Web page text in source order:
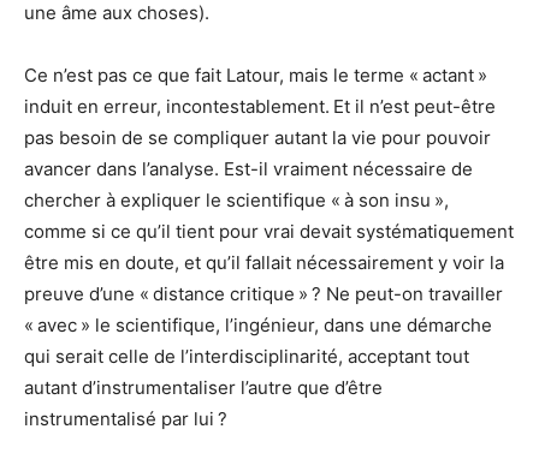
une âme aux choses).
Ce n’est pas ce que fait Latour, mais le terme « actant »
induit en erreur, incontestablement. Et il n’est peut-être
pas besoin de se compliquer autant la vie pour pouvoir
avancer dans l’analyse. Est-il vraiment nécessaire de
chercher à expliquer le scientifique « à son insu »,
comme si ce qu’il tient pour vrai devait systématiquement
être mis en doute, et qu’il fallait nécessairement y voir la
preuve d’une « distance critique » ? Ne peut-on travailler
« avec » le scientifique, l’ingénieur, dans une démarche
qui serait celle de l’interdisciplinarité, acceptant tout
autant d’instrumentaliser l’autre que d’être
instrumentalisé par lui ?